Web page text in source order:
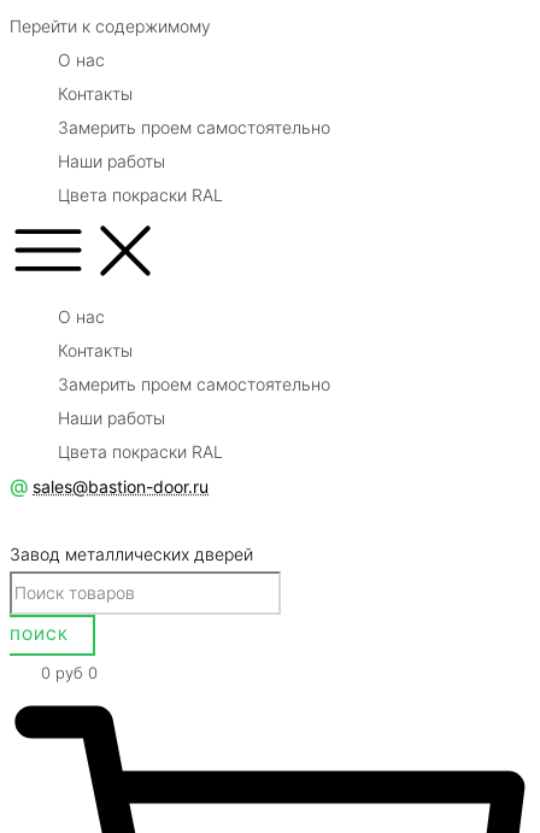
Перейти к содержимому
О нас
Контакты
Замерить проем самостоятельно
Наши работы
Цвета покраски RAL
О нас
Контакты
Замерить проем самостоятельно
Наши работы
Цвета покраски RAL
@ sales@bastion-door.ru
Завод металлических дверей
0 руб 0